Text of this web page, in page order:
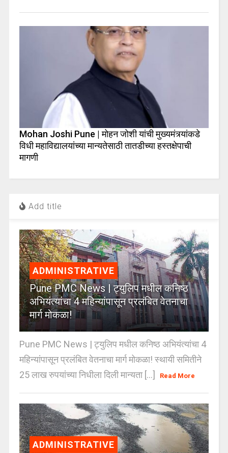
Mohan Joshi Pune | मोहन जोशी यांची मुख्यमंत्र्यांकडे
विधी महाविद्यालयांच्या मान्यतेसाठी तातडीच्या हस्तक्षेपाची
मागणी
Add title
ADMINISTRATIVE
Pune PMC News | ट्युलिप मधील कनिष्ठ
अभियंत्यांचा 4 महिन्यांपासून प्रलंबित वेतनाचा
मार्ग मोकळा!
Pune PMC News | ट्युलिप मधील कनिष्ठ अभियंत्यांचा 4
महिन्यांपासून प्रलंबित वेतनाचा मार्ग मोकळा! स्थायी समितीने
25 लाख रुपयांच्या निधीला दिली मान्यता [...]
Read More
ADMINISTRATIVE